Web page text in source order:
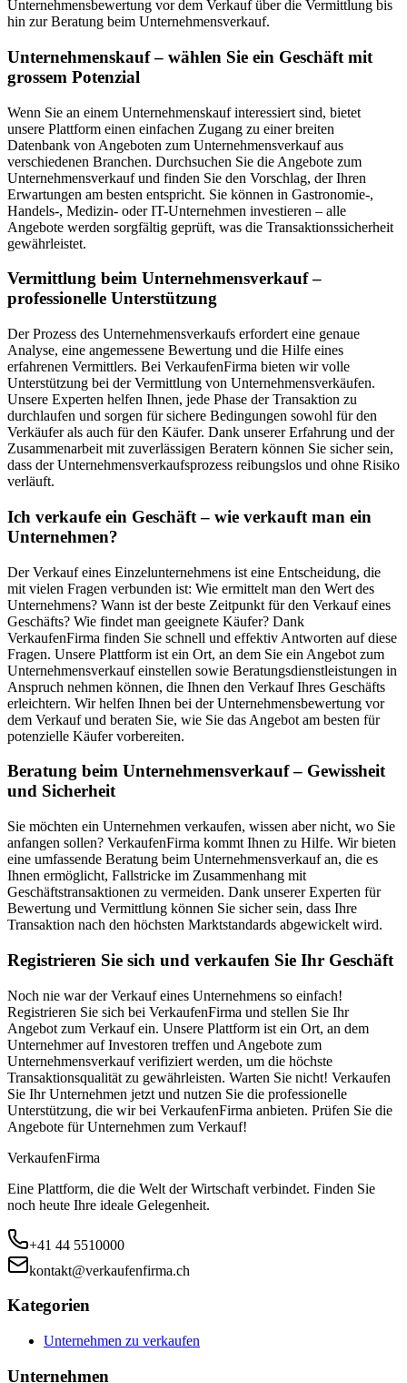
Unternehmensbewertung vor dem Verkauf über die Vermittlung bis
hin zur Beratung beim Unternehmensverkauf.
Unternehmenskauf – wählen Sie ein Geschäft mit
grossem Potenzial
Wenn Sie an einem Unternehmenskauf interessiert sind, bietet
unsere Plattform einen einfachen Zugang zu einer breiten
Datenbank von Angeboten zum Unternehmensverkauf aus
verschiedenen Branchen. Durchsuchen Sie die Angebote zum
Unternehmensverkauf und finden Sie den Vorschlag, der Ihren
Erwartungen am besten entspricht. Sie können in Gastronomie-,
Handels-, Medizin- oder IT-Unternehmen investieren – alle
Angebote werden sorgfältig geprüft, was die Transaktionssicherheit
gewährleistet.
Vermittlung beim Unternehmensverkauf –
professionelle Unterstützung
Der Prozess des Unternehmensverkaufs erfordert eine genaue
Analyse, eine angemessene Bewertung und die Hilfe eines
erfahrenen Vermittlers. Bei VerkaufenFirma bieten wir volle
Unterstützung bei der Vermittlung von Unternehmensverkäufen.
Unsere Experten helfen Ihnen, jede Phase der Transaktion zu
durchlaufen und sorgen für sichere Bedingungen sowohl für den
Verkäufer als auch für den Käufer. Dank unserer Erfahrung und der
Zusammenarbeit mit zuverlässigen Beratern können Sie sicher sein,
dass der Unternehmensverkaufsprozess reibungslos und ohne Risiko
verläuft.
Ich verkaufe ein Geschäft – wie verkauft man ein
Unternehmen?
Der Verkauf eines Einzelunternehmens ist eine Entscheidung, die
mit vielen Fragen verbunden ist: Wie ermittelt man den Wert des
Unternehmens? Wann ist der beste Zeitpunkt für den Verkauf eines
Geschäfts? Wie findet man geeignete Käufer? Dank
VerkaufenFirma finden Sie schnell und effektiv Antworten auf diese
Fragen. Unsere Plattform ist ein Ort, an dem Sie ein Angebot zum
Unternehmensverkauf einstellen sowie Beratungsdienstleistungen in
Anspruch nehmen können, die Ihnen den Verkauf Ihres Geschäfts
erleichtern. Wir helfen Ihnen bei der Unternehmensbewertung vor
dem Verkauf und beraten Sie, wie Sie das Angebot am besten für
potenzielle Käufer vorbereiten.
Beratung beim Unternehmensverkauf – Gewissheit
und Sicherheit
Sie möchten ein Unternehmen verkaufen, wissen aber nicht, wo Sie
anfangen sollen? VerkaufenFirma kommt Ihnen zu Hilfe. Wir bieten
eine umfassende Beratung beim Unternehmensverkauf an, die es
Ihnen ermöglicht, Fallstricke im Zusammenhang mit
Geschäftstransaktionen zu vermeiden. Dank unserer Experten für
Bewertung und Vermittlung können Sie sicher sein, dass Ihre
Transaktion nach den höchsten Marktstandards abgewickelt wird.
Registrieren Sie sich und verkaufen Sie Ihr Geschäft
Noch nie war der Verkauf eines Unternehmens so einfach!
Registrieren Sie sich bei VerkaufenFirma und stellen Sie Ihr
Angebot zum Verkauf ein. Unsere Plattform ist ein Ort, an dem
Unternehmer auf Investoren treffen und Angebote zum
Unternehmensverkauf verifiziert werden, um die höchste
Transaktionsqualität zu gewährleisten. Warten Sie nicht! Verkaufen
Sie Ihr Unternehmen jetzt und nutzen Sie die professionelle
Unterstützung, die wir bei VerkaufenFirma anbieten. Prüfen Sie die
Angebote für Unternehmen zum Verkauf!
VerkaufenFirma
Eine Plattform, die die Welt der Wirtschaft verbindet. Finden Sie
noch heute Ihre ideale Gelegenheit.
+41 44 5510000
kontakt@verkaufenfirma.ch
Kategorien
Unternehmen zu verkaufen
Unternehmen